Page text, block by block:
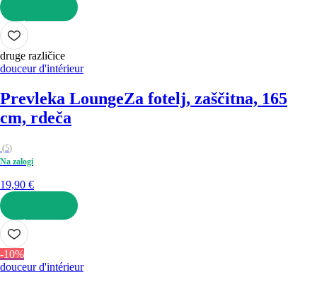
V KOŠARICO
druge različice
douceur d'intérieur
Prevleka LoungeZa fotelj, zaščitna, 165
cm, rdeča
(5)
Na zalogi
19,90 €
V KOŠARICO
-10%
douceur d'intérieur